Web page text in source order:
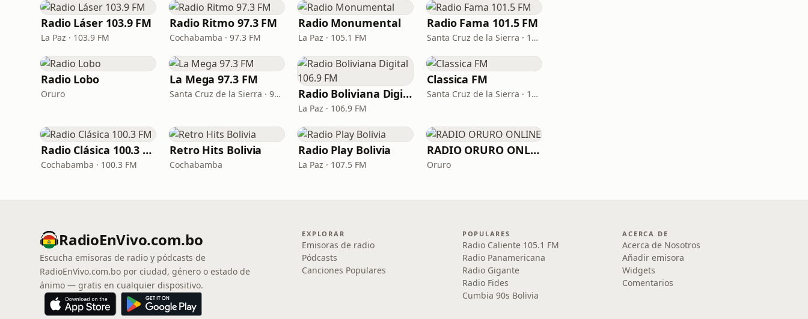
Radio Láser 103.9 FM
La Paz · 103.9 FM
Radio Ritmo 97.3 FM
Cochabamba · 97.3 FM
Radio Monumental
La Paz · 105.1 FM
Radio Fama 101.5 FM
Santa Cruz de la Sierra · 101.5 FM
Radio Lobo
Oruro
La Mega 97.3 FM
Santa Cruz de la Sierra · 97.3 FM Radio Boliviana Digital 106.9 FM
La Paz · 106.9 FM
Classica FM
Santa Cruz de la Sierra · 106.9 FM
Radio Clásica 100.3 FM
Cochabamba · 100.3 FM
Retro Hits Bolivia
Cochabamba
Radio Play Bolivia
La Paz · 107.5 FM
RADIO ORURO ONLINE
Oruro
RadioEnVivo.com.bo
Escucha emisoras de radio y pódcasts de
RadioEnVivo.com.bo por ciudad, género o estado de
ánimo — gratis en cualquier dispositivo.
EXPLORAR
Emisoras de radio
Pódcasts
Canciones Populares
POPULARES
Radio Caliente 105.1 FM
Radio Panamericana
Radio Gigante
Radio Fides
Cumbia 90s Bolivia
ACERCA DE
Acerca de Nosotros
Añadir emisora
Widgets
Comentarios